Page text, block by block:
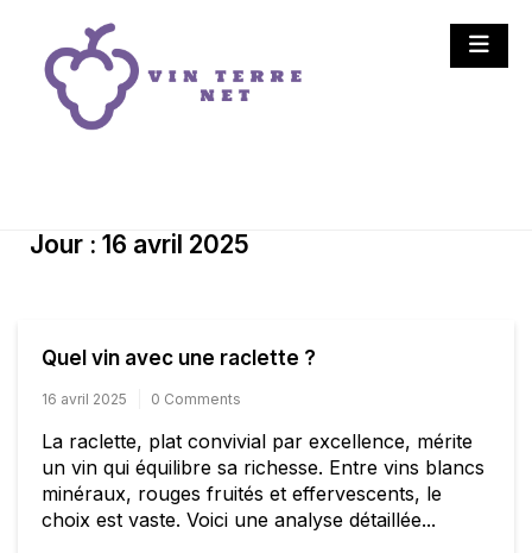
content
Jour : 16 avril 2025
Quel vin avec une raclette ?
16 avril 2025 0 Comments
La raclette, plat convivial par excellence, mérite
un vin qui équilibre sa richesse. Entre vins blancs
minéraux, rouges fruités et effervescents, le
choix est vaste. Voici une analyse détaillée...